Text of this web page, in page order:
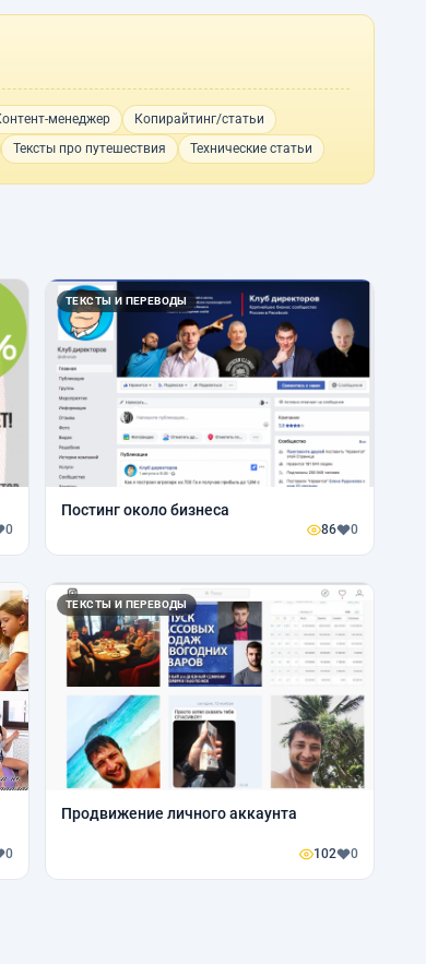
менеджер
Копирайтинг/статьи
Тексты про путешествия Технические статьи
0
ТЕКСТЫ И ПЕРЕВОДЫ
Постинг около бизнеса
86 0
0
ТЕКСТЫ И ПЕРЕВОДЫ
Продвижение личного аккаунта
102 0